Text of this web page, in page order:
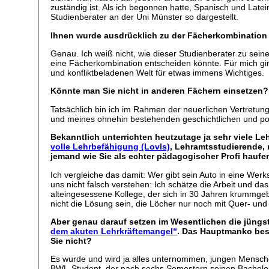
zuständig ist. Als ich begonnen hatte, Spanisch und
Studienberater an der Uni Münster so dargestellt.
Ihnen wurde ausdrücklich zu der
Genau. Ich weiß nicht, wie dieser Studienberater zu
eine Fächerkombination entscheiden könnte. Für mich
und konfliktbeladenen Welt für etwas immens Wichtiges.
Könnte man Sie nicht in anderen Fächern einsetzen?
Tatsächlich bin ich im Rahmen der neuerlichen
und meines ohnehin bestehenden geschichtlichen und
Bekanntlich unterrichten heutzutage ja sehr viele
volle Lehrbefähigung (Lovls), Lehramtsstudierende,
jemand wie Sie als echter pädagogischer Profi
Ich vergleiche das damit: Wer gibt sein Auto in eine
uns nicht falsch verstehen: Ich schätze die Arbeit und
alteingesessene Kollege, der sich in 30 Jahren
nicht die Lösung sein, die Löcher nur noch mit Quer-
Aber genau darauf setzen im Wesentlichen die
dem akuten Lehrkräftemangel“. Das Hauptmanko
Sie nicht?
Es wurde und wird ja alles unternommen, jungen